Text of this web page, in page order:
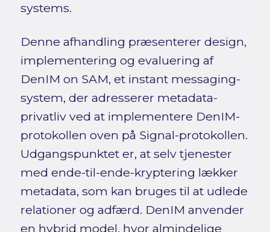
systems.
Denne afhandling præsenterer design,
implementering og evaluering af
DenIM on SAM, et instant messaging-
system, der adresserer metadata-
privatliv ved at implementere DenIM-
protokollen oven på Signal-protokollen.
Udgangspunktet er, at selv tjenester
med ende-til-ende-kryptering lækker
metadata, som kan bruges til at udlede
relationer og adfærd. DenIM anvender
en hybrid model, hvor almindelige